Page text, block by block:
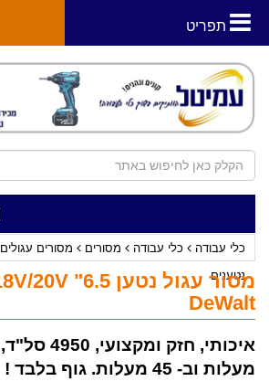
תפריט
כלי עבודה כלי עבודה מסורים מסורים עגולים
נטענים
DeWalt
מעלות וב- 45 מעלות. גוף בלבד !